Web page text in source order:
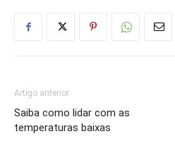
Artigo anterior
Saiba como lidar com as
temperaturas baixas